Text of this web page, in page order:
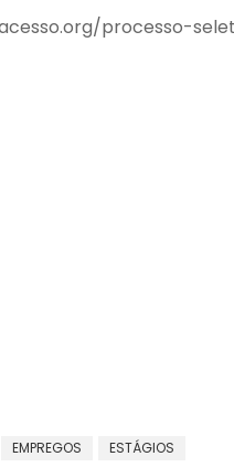
processo-
EMPREGOS ESTÁGIOS